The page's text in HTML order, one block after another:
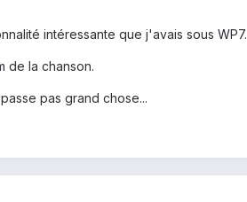
intéressante que j'avais sous WP7.
de la chanson.
pas grand chose...